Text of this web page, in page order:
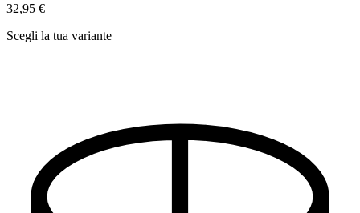
32,95 €
Scegli la tua variante